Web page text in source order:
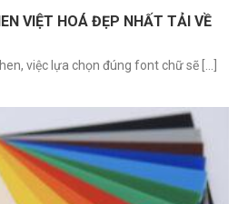
VIỆT HOÁ ĐẸP NHẤT TẢI VỀ
việc lựa chọn đúng font chữ sẽ [...]